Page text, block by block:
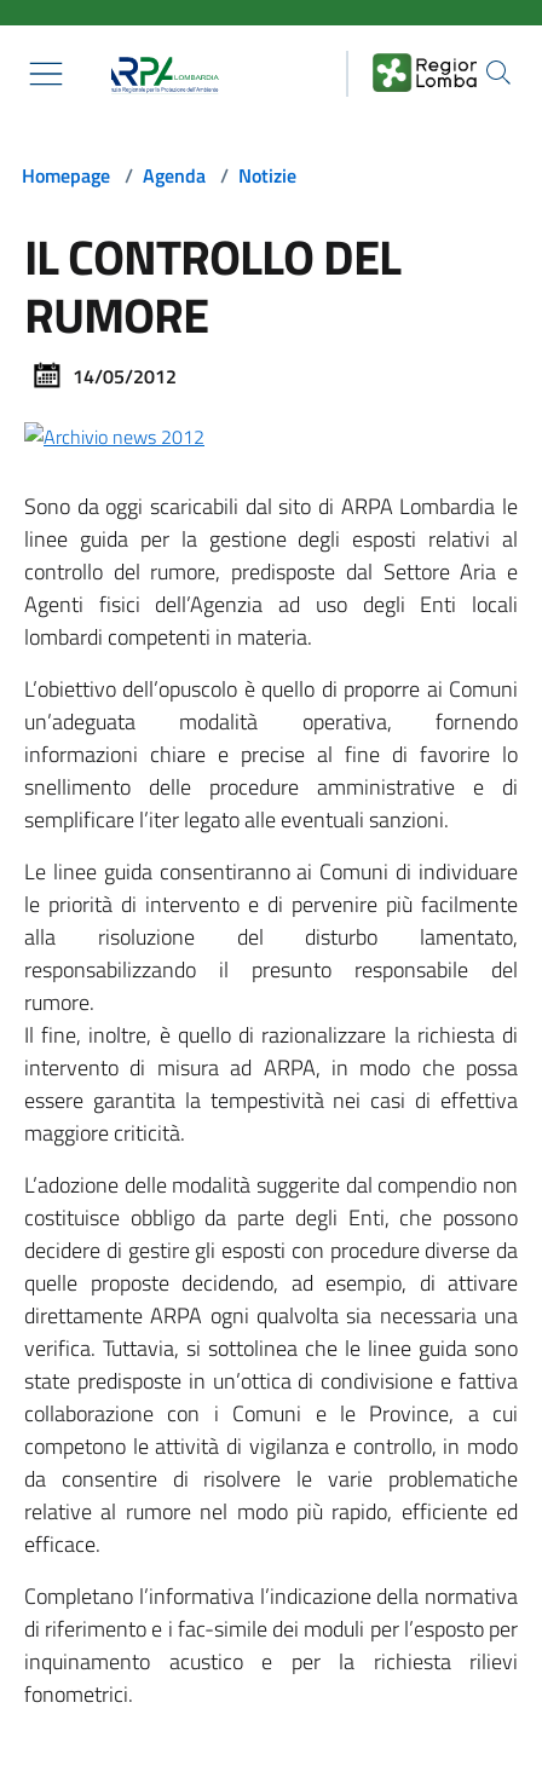
Homepage / Agenda / Notizie
IL CONTROLLO DEL
RUMORE
14/05/2012
Sono da oggi scaricabili dal sito di ARPA Lombardia le
linee guida per la gestione degli esposti relativi al
controllo del rumore, predisposte dal Settore Aria e
Agenti fisici dell’Agenzia ad uso degli Enti locali
lombardi competenti in materia.
L’obiettivo dell’opuscolo è quello di proporre ai Comuni
un’adeguata modalità operativa, fornendo
informazioni chiare e precise al fine di favorire lo
snellimento delle procedure amministrative e di
semplificare l’iter legato alle eventuali sanzioni.
Le linee guida consentiranno ai Comuni di individuare
le priorità di intervento e di pervenire più facilmente
alla risoluzione del disturbo lamentato,
responsabilizzando il presunto responsabile del
rumore.
Il fine, inoltre, è quello di razionalizzare la richiesta di
intervento di misura ad ARPA, in modo che possa
essere garantita la tempestività nei casi di effettiva
maggiore criticità.
L’adozione delle modalità suggerite dal compendio non
costituisce obbligo da parte degli Enti, che possono
decidere di gestire gli esposti con procedure diverse da
quelle proposte decidendo, ad esempio, di attivare
direttamente ARPA ogni qualvolta sia necessaria una
verifica. Tuttavia, si sottolinea che le linee guida sono
state predisposte in un’ottica di condivisione e fattiva
collaborazione con i Comuni e le Province, a cui
competono le attività di vigilanza e controllo, in modo
da consentire di risolvere le varie problematiche
relative al rumore nel modo più rapido, efficiente ed
efficace.
Completano l’informativa l’indicazione della normativa
di riferimento e i fac-simile dei moduli per l’esposto per
inquinamento acustico e per la richiesta rilievi
fonometrici.